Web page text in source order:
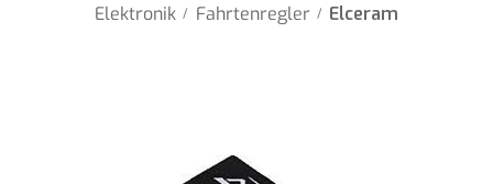
Elektronik / Fahrtenregler / Elceram